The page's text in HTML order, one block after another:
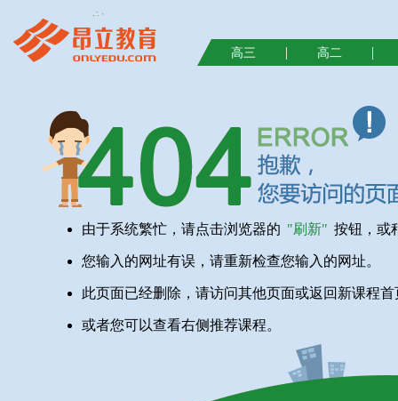
高三 | 高二 |
由于系统繁忙，请点击浏览器的 "刷新" 按钮，或
您输入的网址有误，请重新检查您输入的网址。
此页面已经删除，请访问其他页面或返回新课程首
或者您可以查看右侧推荐课程。